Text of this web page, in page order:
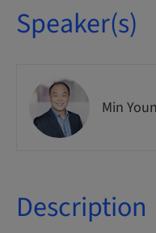
Speaker(s)
Min
Description